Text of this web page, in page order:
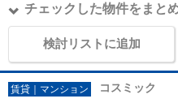
チェックした物件をまと
検討リストに追加
賃貸｜マンション コスミック